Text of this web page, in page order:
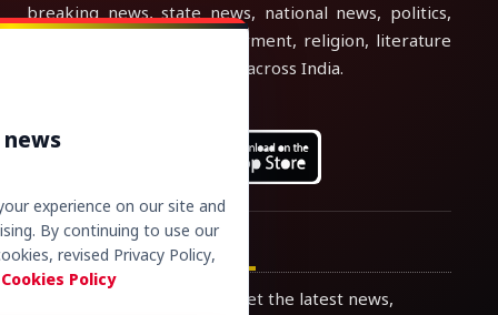
breaking news, state news, national news, politics,
education, lifestyle, employment, religion, literature
and current affairs updates across India.
Newsletter
Join our subscribers list to get the latest news,
experience on our site and
By continuing to use our
revised Privacy Policy,
Policy